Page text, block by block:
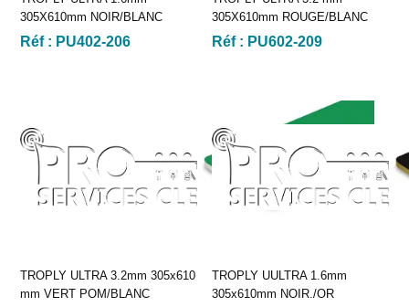
305X610mm NOIR/BLANC
Réf : PU402-206
305X610mm ROUGE/BLANC
Réf : PU602-209
TROPLY ULTRA 3.2mm 305x610
mm VERT POM/BLANC
TROPLY UULTRA 1.6mm
305x610mm NOIR./OR